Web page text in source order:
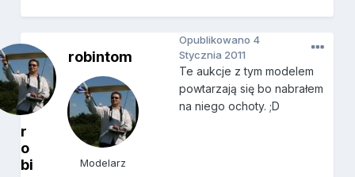
r
o
bi
robintom
Modelarz
Opublikowano 4
Stycznia 2011
Te aukcje z tym modelem
powtarzają się bo nabrałem
na niego ochoty. ;D